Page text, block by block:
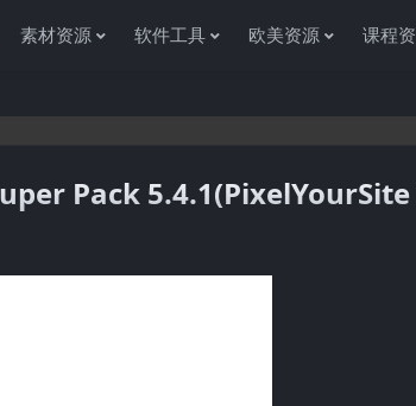
素材资源 软件工具 欧美资源 课程
Pack
感谢您访问资源杂货铺获取各